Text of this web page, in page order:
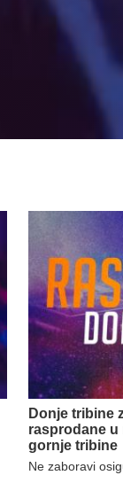
Donje tribine
rasprodane
gornje tribine
Ne zaboravi